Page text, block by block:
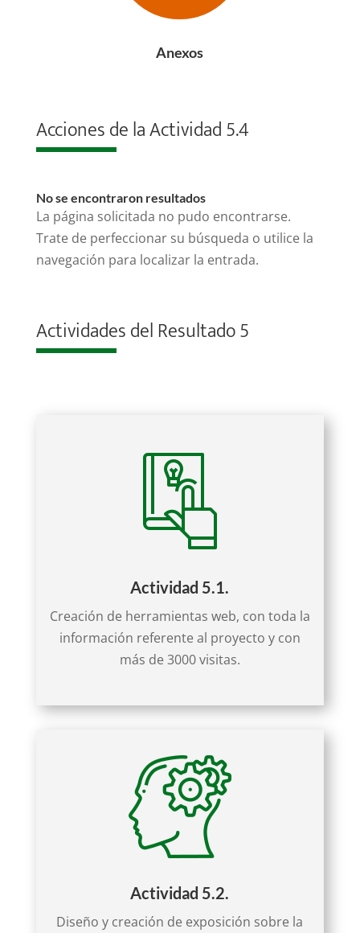
Anexos
Acciones de la Actividad 5.4
No se encontraron resultados
La página solicitada no pudo encontrarse.
Trate de perfeccionar su búsqueda o utilice la
navegación para localizar la entrada.
Actividades del Resultado 5
Actividad 5.1.
Creación de herramientas web, con toda la
información referente al proyecto y con
más de 3000 visitas.
Actividad 5.2.
Diseño y creación de exposición sobre la